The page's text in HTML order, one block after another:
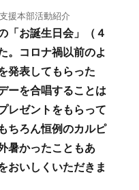
カ
支援本部活動紹介
「お誕生日会」（４
。コロナ禍以前のよ
発表してもらった
ーを合唱することは
レゼントをもらって
ちろん恒例のカルピ
暑かったこともあ
おいしくいただきま